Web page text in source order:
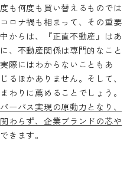
も何度も買い替えるものでは
ロナ禍も相まって、その重要
からは、『正直不動産』はあ
、不動産関係は専門的なこと
際にはわからないこともあ
るほかありません。そして、
わりに薦めることでしょう。
ーパス実現の原動力となり、
わらず、企業ブランドの芯や
きます。